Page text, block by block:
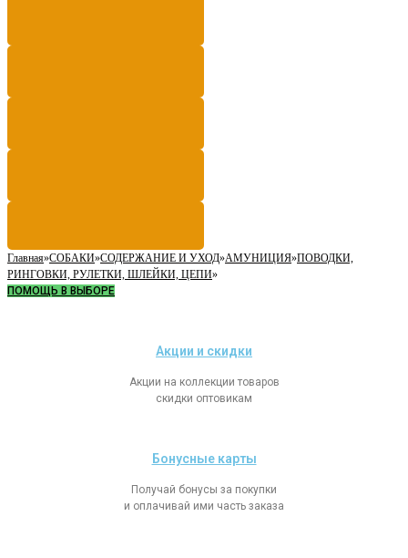
Главная»СОБАКИ»СОДЕРЖАНИЕ И УХОД»АМУНИЦИЯ»ПОВОДКИ,
РИНГОВКИ, РУЛЕТКИ, ШЛЕЙКИ, ЦЕПИ»
ПОМОЩЬ В ВЫБОРЕ
Акции и скидки
Акции на коллекции товаров
скидки оптовикам
Бонусные карты
Получай бонусы за покупки
и оплачивай ими часть заказа